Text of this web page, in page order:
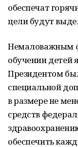
обеспечат
цели будут
Немаловажным
обучении детей
Президентом
специальной
в размере не
средств
обеспечить